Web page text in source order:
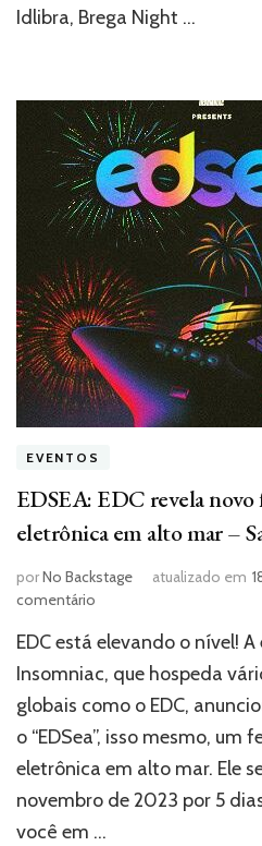
Idlibra, Brega Night …
EVENTOS
EDSEA: EDC revela novo
eletrônica em alto mar –
porNo Backstage atualizado em
comentário
EDC
revela
novo
festival
de
eletrônica
em
EDC está elevando o nível!
Insomniac, que hospeda
globais como o EDC,
o “EDSea”, isso mesmo, um
eletrônica em alto mar. Ele
novembro de 2023 por 5
você em …